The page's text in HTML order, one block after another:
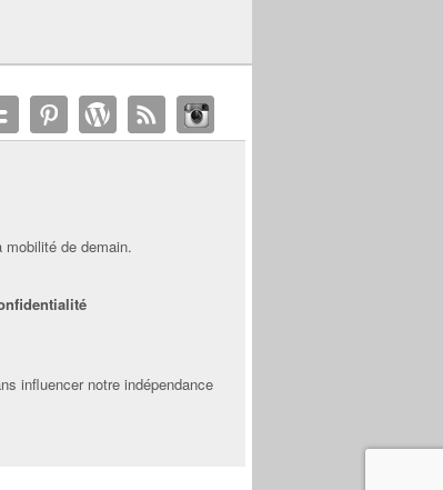
de demain.
influencer notre indépendance